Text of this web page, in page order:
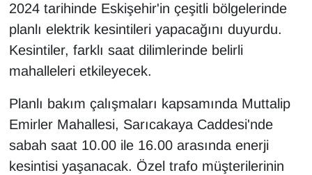
2024 tarihinde Eskişehir'in çeşitli bölgelerinde
planlı elektrik kesintileri yapacağını duyurdu.
Kesintiler, farklı saat dilimlerinde belirli
mahalleleri etkileyecek.
Planlı bakım çalışmaları kapsamında Muttalip
Emirler Mahallesi, Sarıcakaya Caddesi'nde
sabah saat 10.00 ile 16.00 arasında enerji
kesintisi yaşanacak. Özel trafo müşterilerinin